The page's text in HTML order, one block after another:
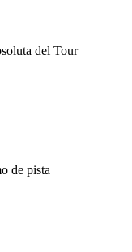
del Tour
de pista